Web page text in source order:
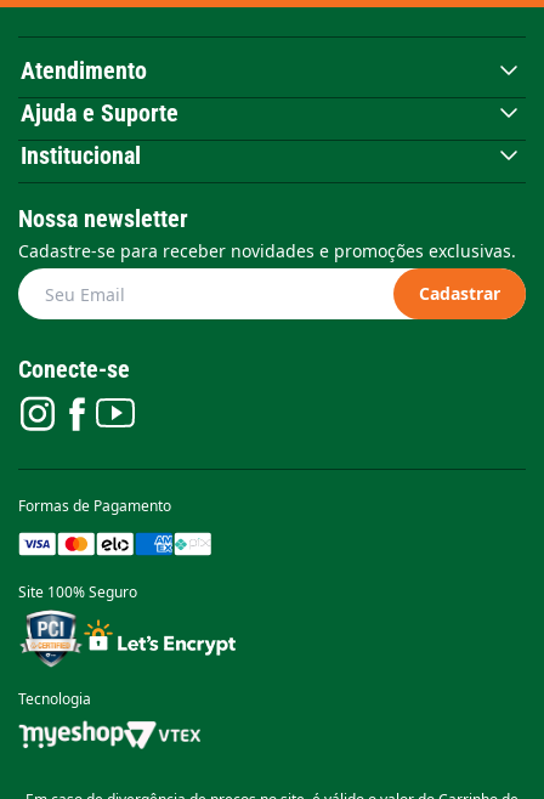
Atendimento
Ajuda e Suporte
Institucional
Nossa newsletter
Cadastre-se para receber novidades e promoções exclusivas.
Cadastrar
Conecte-se
Formas de Pagamento
Site 100% Seguro
Tecnologia